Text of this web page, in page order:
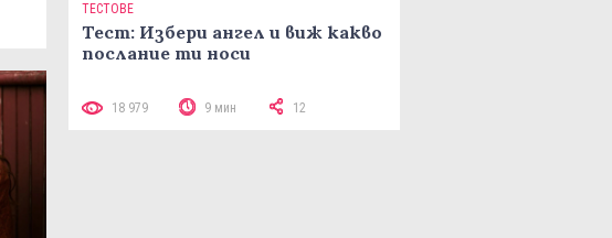
ТЕСТОВЕ
Тест: Избери ангел и виж какво
послание ти носи
18 979 9 мин 12